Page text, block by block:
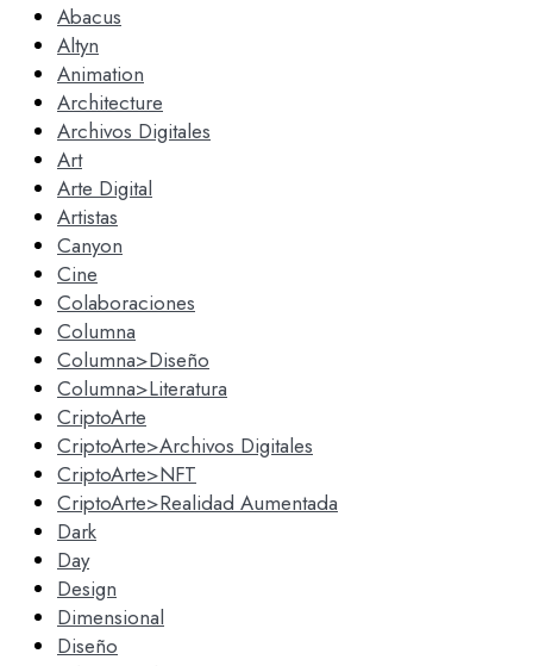
Abacus
Altyn
Animation
Architecture
Archivos Digitales
Art
Arte Digital
Artistas
Canyon
Cine
Colaboraciones
Columna
Columna>Diseño
Columna>Literatura
CriptoArte
CriptoArte>Archivos Digitales
CriptoArte>NFT
CriptoArte>Realidad Aumentada
Dark
Day
Design
Dimensional
Diseño